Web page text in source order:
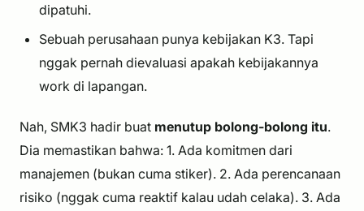
dipatuhi.
Sebuah perusahaan punya kebijakan K3. Tapi
nggak pernah dievaluasi apakah kebijakannya
work di lapangan.
Nah, SMK3 hadir buat menutup bolong-bolong itu.
Dia memastikan bahwa: 1. Ada komitmen dari
manajemen (bukan cuma stiker). 2. Ada perencanaan
risiko (nggak cuma reaktif kalau udah celaka). 3. Ada